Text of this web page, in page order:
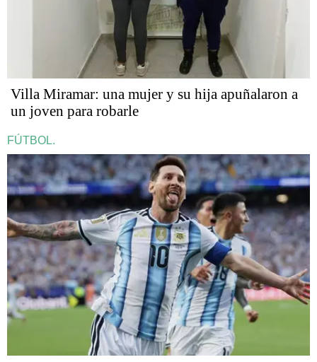
Villa Miramar: una mujer y su hija apuñalaron a
un joven para robarle
FÚTBOL.